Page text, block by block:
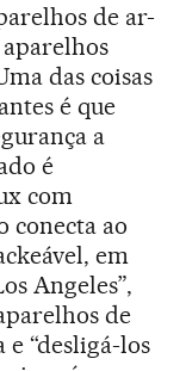
de ar-
das coisas
é que
a
é
com
conecta ao
em
Angeles”,
de
“desligá-los